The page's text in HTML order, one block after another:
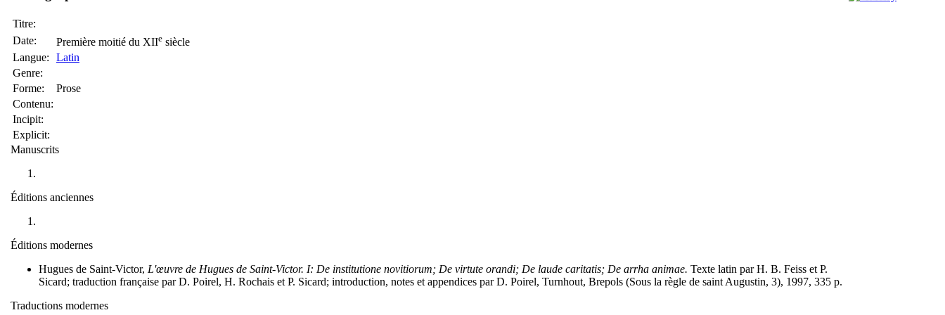
Titre:
Date:
Première moitié du XIIe siècle
Langue:
Latin
Genre:
Forme:
Prose
Contenu:
Incipit:
Explicit:
Manuscrits
Éditions anciennes
Éditions modernes
Hugues de Saint-Victor, L'œuvre de Hugues de Saint-Victor. I: De institutione novitiorum; De virtute orandi; De laude caritatis; De arrha animae. Texte latin par H. B. Feiss et P.
Sicard; traduction française par D. Poirel, H. Rochais et P. Sicard; introduction, notes et appendices par D. Poirel, Turnhout, Brepols (Sous la règle de saint Augustin, 3), 1997, 335 p.
Traductions modernes